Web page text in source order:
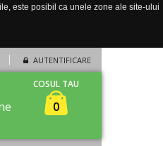
este posibil ca unele zone ale site-ului
AUTENTIFICARE
COSUL TAU
0